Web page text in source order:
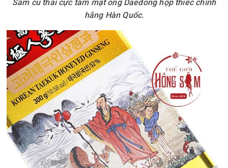
Sâm củ thái cực tẩm mật ong Daedong hộp thiếc chính
hãng Hàn Quốc.